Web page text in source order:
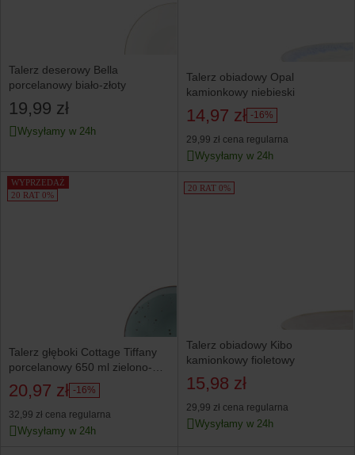
Talerz deserowy Bella
porcelanowy biało-złoty
19,99 zł
Wysyłamy w 24h
Talerz obiadowy Opal
kamionkowy niebieski
14,97 zł -16%
29,99 zł cena regularna
Wysyłamy w 24h
WYPRZEDAŻ
20 RAT 0%
Talerz głęboki Cottage Tiffany
porcelanowy 650 ml zielono-
złoty
20,97 zł -16%
32,99 zł cena regularna
Wysyłamy w 24h
20 RAT 0%
Talerz obiadowy Kibo
kamionkowy fioletowy
15,98 zł
29,99 zł cena regularna
Wysyłamy w 24h